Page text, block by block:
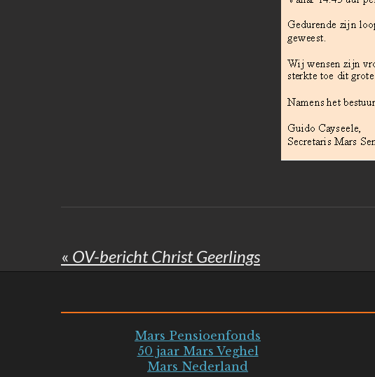
« OV-bericht Christ Geerlings
Mars Pensioenfonds
50 jaar Mars Veghel
Mars Nederland